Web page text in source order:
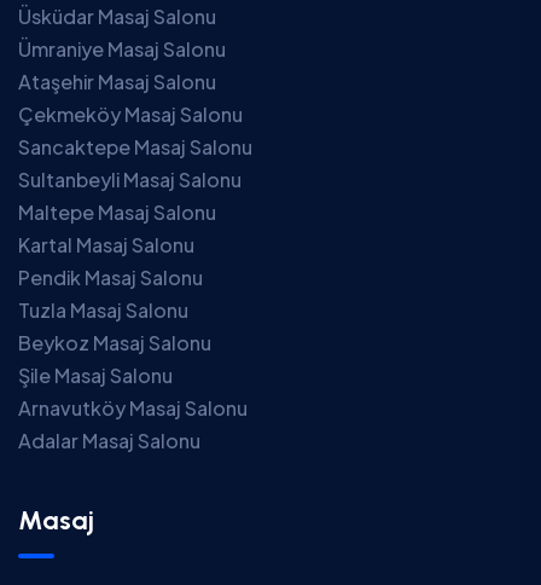
Üsküdar Masaj Salonu
Ümraniye Masaj Salonu
Ataşehir Masaj Salonu
Çekmeköy Masaj Salonu
Sancaktepe Masaj Salonu
Sultanbeyli Masaj Salonu
Maltepe Masaj Salonu
Kartal Masaj Salonu
Pendik Masaj Salonu
Tuzla Masaj Salonu
Beykoz Masaj Salonu
Şile Masaj Salonu
Arnavutköy Masaj Salonu
Adalar Masaj Salonu
Masaj